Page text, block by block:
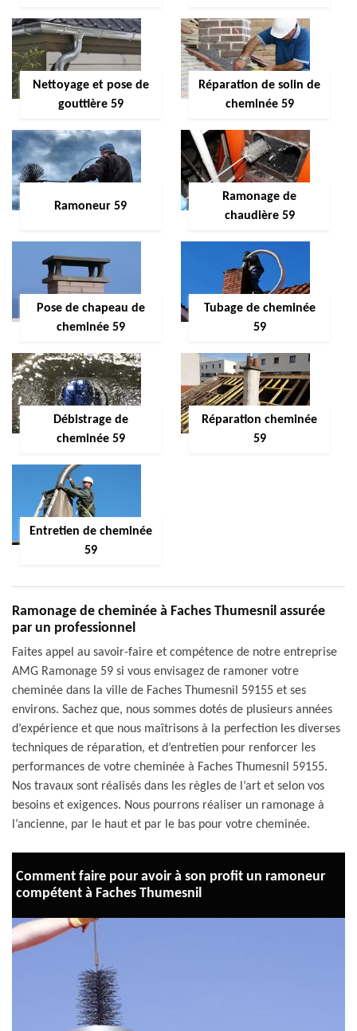
Nettoyage et pose de
gouttière 59
Réparation de solin de
cheminée 59
Ramoneur 59
Ramonage de
chaudière 59
Pose de chapeau de
cheminée 59
Tubage de cheminée
59
Débistrage de
cheminée 59
Réparation cheminée
59
Entretien de cheminée
59
Ramonage de cheminée à Faches Thumesnil assurée
par un professionnel
Faites appel au savoir-faire et compétence de notre entreprise
AMG Ramonage 59 si vous envisagez de ramoner votre
cheminée dans la ville de Faches Thumesnil 59155 et ses
environs. Sachez que, nous sommes dotés de plusieurs années
d’expérience et que nous maîtrisons à la perfection les diverses
techniques de réparation, et d’entretien pour renforcer les
performances de votre cheminée à Faches Thumesnil 59155.
Nos travaux sont réalisés dans les règles de l’art et selon vos
besoins et exigences. Nous pourrons réaliser un ramonage à
l’ancienne, par le haut et par le bas pour votre cheminée.
Comment faire pour avoir à son profit un ramoneur
compétent à Faches Thumesnil